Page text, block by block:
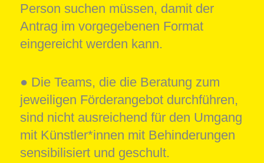
Person suchen müssen, damit der
Antrag im vorgegebenen Format
eingereicht werden kann.
● Die Teams, die die Beratung zum
jeweiligen Förderangebot durchführen,
sind nicht ausreichend für den Umgang
mit Künstler*innen mit Behinderungen
sensibilisiert und geschult.